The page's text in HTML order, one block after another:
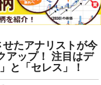
たアナリストが今
アップ！ 注目はデ
と「セレス」！